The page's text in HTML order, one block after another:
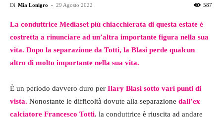
Di Mia Lonigro - 29 Agosto 2022 587
La conduttrice Mediaset più chiacchierata di questa estate è
costretta a rinunciare ad un’altra importante figura nella sua
vita. Dopo la separazione da Totti, la Blasi perde qualcun
altro di molto importante nella sua vita.
È un periodo davvero duro per Ilary Blasi sotto vari punti di
vista. Nonostante le difficoltà dovute alla separazione dall’ex
calciatore Francesco Totti, la conduttrice è riuscita ad andare